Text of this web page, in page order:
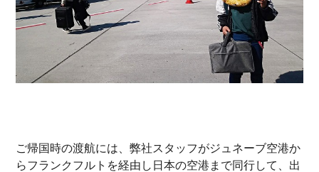
ご帰国時の渡航には、弊社スタッフがジュネーブ空港か
らフランクフルトを経由し日本の空港まで同行して、出